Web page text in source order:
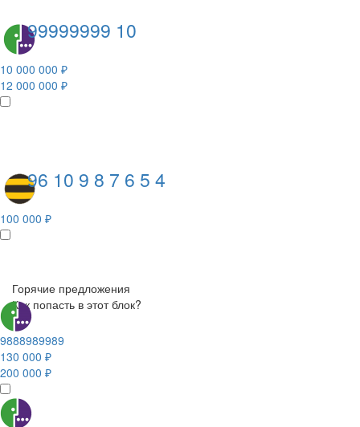
99999999 10
10 000 000 ₽
12 000 000 ₽
96 10 9 8 7 6 5 4
100 000 ₽
Горячие предложения
Как попасть в этот блок?
9888989989
130 000 ₽
200 000 ₽